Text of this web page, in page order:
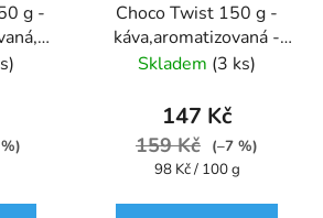
g -
Choco Twist 150 g -
káva,aromatizovaná -
Oxalis
Skladem (3 ks)
147 Kč
159 Kč
(–7 %)
Měrná
98 Kč / 100 g